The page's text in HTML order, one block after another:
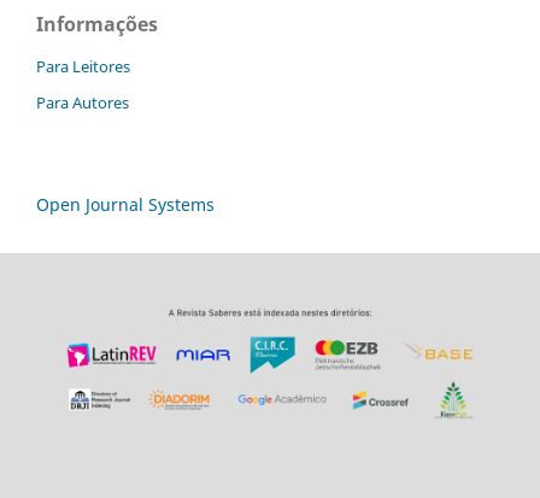
Informações
Para Leitores
Para Autores
Open Journal Systems